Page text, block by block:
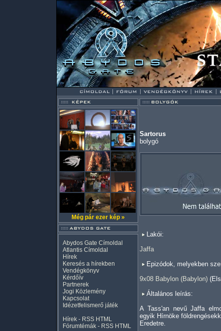
Még pár ezer kép »
Abydos Gate Címoldal
Atlantis Címoldal
Hírek
Keresés a hírekben
Vendégkönyv
Kérdőív
Partnerek
Jogi Közlemény
Kapcsolat
Idézetfelismerő játék
Hírek - RSS HTML
Fórumtémák - RSS HTML
Sartorus
bolygó
Lakói:
Jaffa
Epizódok, melyekben
9x08 Babylon (Babylon)
Általános leírás:
A Tass'an nevű Jaffa
egyik Hírnöke
Eredetre.